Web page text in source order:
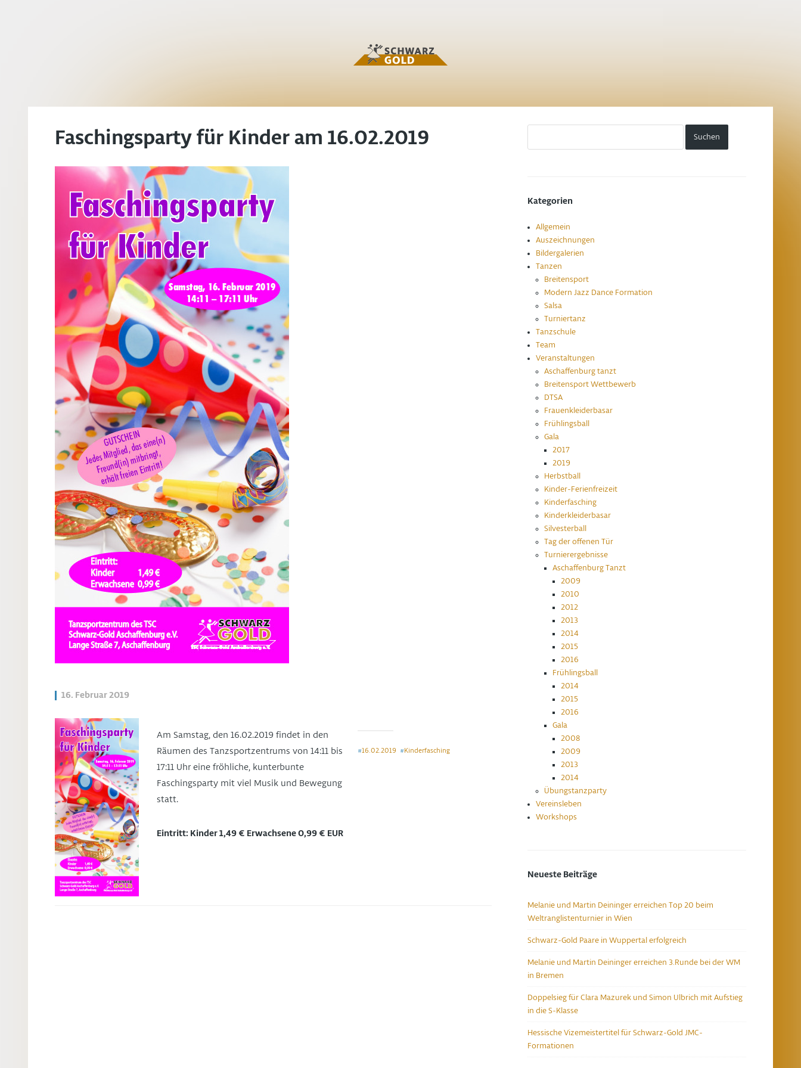
Faschingsparty für Kinder am 16.02.2019
16. Februar 2019
Am Samstag, den 16.02.2019 findet in den
Räumen des Tanzsportzentrums von 14:11 bis
17:11 Uhr eine fröhliche, kunterbunte
Faschingsparty mit viel Musik und Bewegung
statt.
Eintritt: Kinder 1,49 € Erwachsene 0,99 € EUR
#16.02.2019 #Kinderfasching
Kategorien
Allgemein
Auszeichnungen
Bildergalerien
Tanzen
Breitensport
Modern Jazz Dance Formation
Salsa
Turniertanz
Tanzschule
Team
Veranstaltungen
Aschaffenburg tanzt
Breitensport Wettbewerb
DTSA
Frauenkleiderbasar
Frühlingsball
Gala
2017
2019
Herbstball
Kinder-Ferienfreizeit
Kinderfasching
Kinderkleiderbasar
Silvesterball
Tag der offenen Tür
Turnierergebnisse
Aschaffenburg Tanzt
2009
2010
2012
2013
2014
2015
2016
Frühlingsball
2014
2015
2016
Gala
2008
2009
2013
2014
Übungstanzparty
Vereinsleben
Workshops
Neueste Beiträge
Melanie und Martin Deininger erreichen Top 20 beim
Weltranglistenturnier in Wien
Schwarz-Gold Paare in Wuppertal erfolgreich
Melanie und Martin Deininger erreichen 3.Runde bei der WM
in Bremen
Doppelsieg für Clara Mazurek und Simon Ulbrich mit Aufstieg
in die S-Klasse
Hessische Vizemeistertitel für Schwarz-Gold JMC-
Formationen